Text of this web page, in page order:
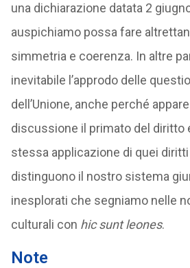
una dichiarazione datata 2
auspichiamo possa fare
simmetria e coerenza. In altre
inevitabile l’approdo delle
dell’Unione, anche perché
discussione il primato del diritto
stessa applicazione di quei
distinguono il nostro sistema
inesplorati che segniamo nelle
culturali con hic sunt leones.
Note